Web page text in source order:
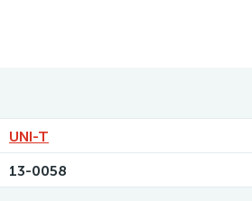
UNI-T
13-0058